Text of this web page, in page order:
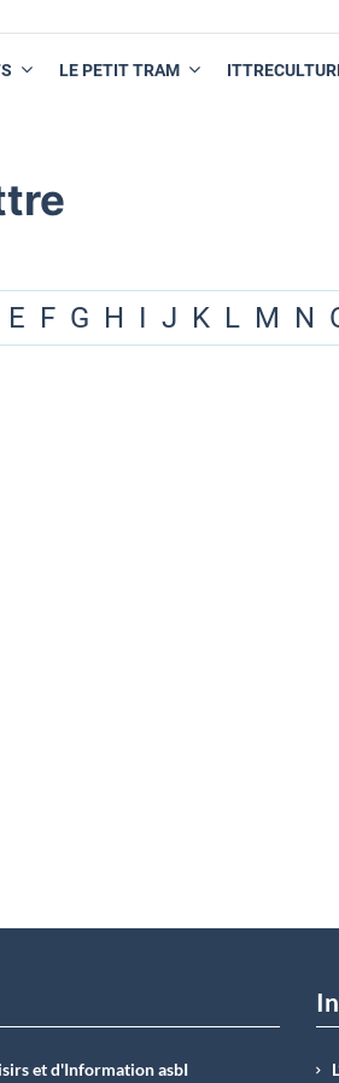
LE PETIT TRAM
E F G H I J K L M N
et d'Information asbI